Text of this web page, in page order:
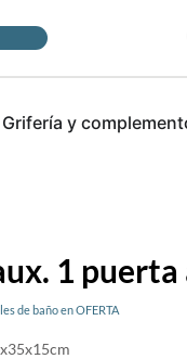
Grifería y
1 puerta
de baño en OFERTA